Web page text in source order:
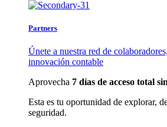
Partners
Únete a nuestra red de
innovación contable
Aprovecha 7 días de acceso total
Esta es tu oportunidad de explorar,
seguridad.